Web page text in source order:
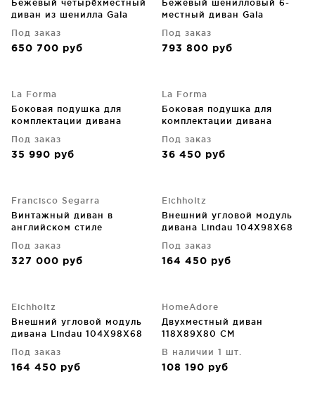
Бежевый четырёхместный
диван из шенилла Gala
Под заказ
650 700 руб
Бежевый шенилловый 6-
местный диван Gala
Под заказ
793 800 руб
La Forma
Боковая подушка для
комплектации дивана
Под заказ
35 990 руб
La Forma
Боковая подушка для
комплектации дивана
Под заказ
36 450 руб
Francisco Segarra
Винтажный диван в
английском стиле
Под заказ
327 000 руб
Eichholtz
Внешний угловой модуль
дивана Lindau 104X98X68
Под заказ
164 450 руб
Eichholtz
Внешний угловой модуль
дивана Lindau 104X98X68
Под заказ
164 450 руб
HomeAdore
Двухместный диван
118X89X80 CM
В наличии 1 шт.
108 190 руб